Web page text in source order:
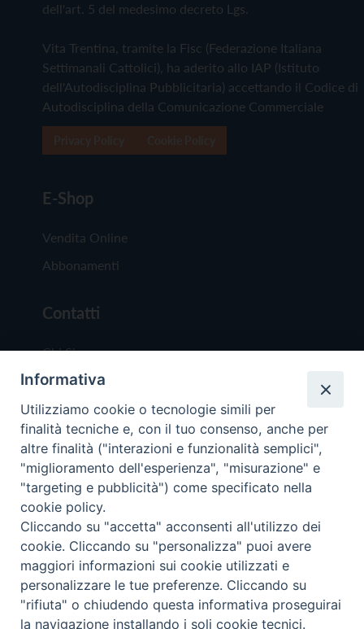
dell'art. 5 del medesimo decreto Lgs.
Vita Trentina, tramite la Fisc (Federazione Italiana
Settimanali Cattolici), ha aderito allo IAP (Istituto
dell'Autodisciplina Pubblicitaria) accettando il Codice di
Autodisciplina della Comunicazione Commerciale
E-Shop
Vendita Online
Abbonamenti
Contatti
Chi Siamo
Redazione
Scrivici
Copyright © 2019 - Tutti i diritti riservati - Vita
Trentina Editrice
Privacy Policy
Torna
Informativa
Utilizziamo cookie o tecnologie simili per
finalità tecniche e, con il tuo consenso, anche per
altre finalità ("interazioni e funzionalità semplici",
"miglioramento dell'esperienza", "misurazione" e
"targeting e pubblicità") come specificato nella
cookie policy.
Cliccando su "accetta" acconsenti all'utilizzo dei
cookie. Cliccando su "personalizza" puoi avere
maggiori informazioni sui cookie utilizzati e
personalizzare le tue preferenze. Cliccando su
"rifiuta" o chiudendo questa informativa proseguirai
la navigazione installando i soli cookie tecnici.